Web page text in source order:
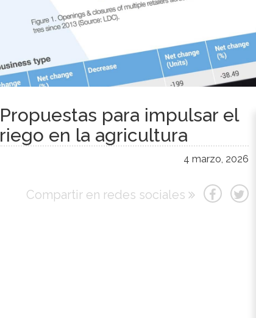
Propuestas para impulsar el
riego en la agricultura
4 marzo, 2026
Compartir en redes sociales